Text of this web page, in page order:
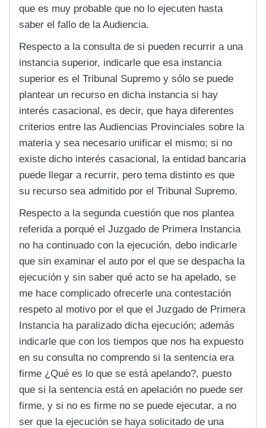
que es muy probable que no lo ejecuten hasta
saber el fallo de la Audiencia.
Respecto a la consulta de si pueden recurrir a una
instancia superior, indicarle que esa instancia
superior es el Tribunal Supremo y sólo se puede
plantear un recurso en dicha instancia si hay
interés casacional, es decir, que haya diferentes
criterios entre las Audiencias Provinciales sobre la
materia y sea necesario unificar el mismo; si no
existe dicho interés casacional, la entidad bancaria
puede llegar a recurrir, pero tema distinto es que
su recurso sea admitido por el Tribunal Supremo.
Respecto a la segunda cuestión que nos plantea
referida a porqué el Juzgado de Primera Instancia
no ha continuado con la ejecución, debo indicarle
que sin examinar el auto por el que se despacha la
ejecución y sin saber qué acto se ha apelado, se
me hace complicado ofrecerle una contestación
respeto al motivo por el que el Juzgado de Primera
Instancia ha paralizado dicha ejecución; además
indicarle que con los tiempos que nos ha expuesto
en su consulta no comprendo si la sentencia era
firme ¿Qué es lo que se está apelando?, puesto
que si la sentencia está en apelación no puede ser
firme, y si no es firme no se puede ejecutar, a no
ser que la ejecución se haya solicitado de una